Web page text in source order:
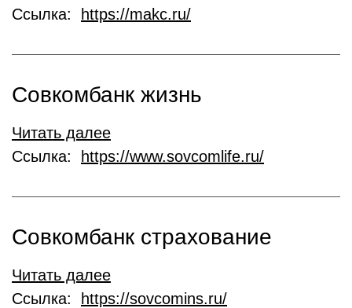
Ссылка:
https://makc.ru/
Совкомбанк жизнь
Читать далее
Ссылка:
https://www.sovcomlife.ru/
Совкомбанк страхование
Читать далее
Ссылка:
https://sovcomins.ru/